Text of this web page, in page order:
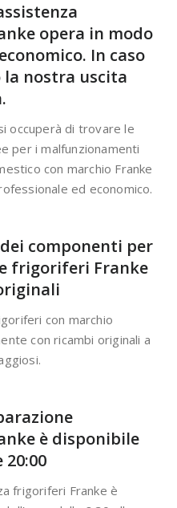
opera in modo
In caso
nostra uscita
occuperà di trovare le
per i malfunzionamenti
con marchio Franke
ed economico.
componenti per
frigoriferi Franke
con marchio
con ricambi originali a
è disponibile
20:00
frigoriferi Franke è